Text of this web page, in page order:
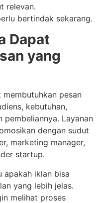
relevan.
bertindak sekarang.
Dapat
yang
pesan
kebutuhan,
pembeliannya. Layanan
dengan sudut
marketing manager,
startup.
apakah iklan bisa
yang lebih jelas.
melihat proses